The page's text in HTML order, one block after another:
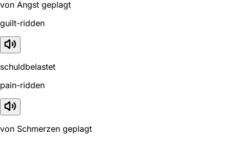
von Angst geplagt
guilt-ridden
schuldbelastet
pain-ridden
von Schmerzen geplagt